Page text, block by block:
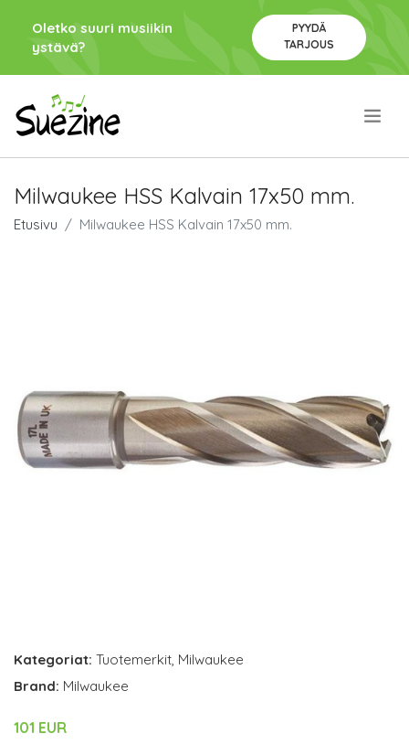
Oletko suuri musiikin
ystävä?
PYYDÄ
TARJOUS
Milwaukee HSS Kalvain 17x50 mm.
Etusivu Milwaukee HSS Kalvain 17x50 mm.
Kategoriat: Tuotemerkit, Milwaukee
Brand: Milwaukee
101 EUR